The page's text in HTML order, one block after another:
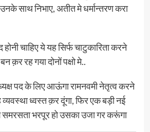
उनके साथ निभाए, अतीत मे धर्मान्तरण करा
चाहिए ये यह सिर्फ चाटुकारिता करने
क़र रह गया दोनों पक्षो मे..
पद के लिए आऊंगा रामनवमी नेतृत्व करने
व्यवस्था ध्वस्त क़र दूंगा, फिर एक बड़ी नई
भरपूर हो उसका उजा गर करूंगा